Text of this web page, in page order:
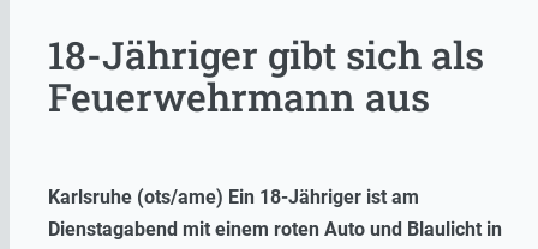
18-Jähriger gibt sich als
Feuerwehrmann aus
Karlsruhe (ots/ame) Ein 18-Jähriger ist am
Dienstagabend mit einem roten Auto und Blaulicht in